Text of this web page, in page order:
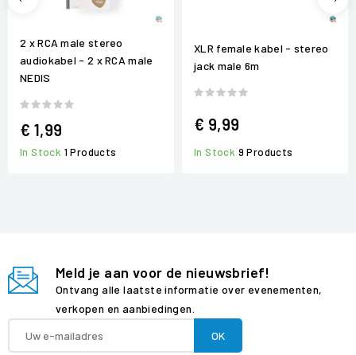
2 x RCA male stereo
audiokabel - 2 x RCA male
NEDIS
€ 1,99
In Stock 1 Products
XLR female kabel - stereo
jack male 6m
€ 9,99
In Stock 9 Products
Meld je aan voor de nieuwsbrief!
Ontvang alle laatste informatie over evenementen,
verkopen en aanbiedingen.